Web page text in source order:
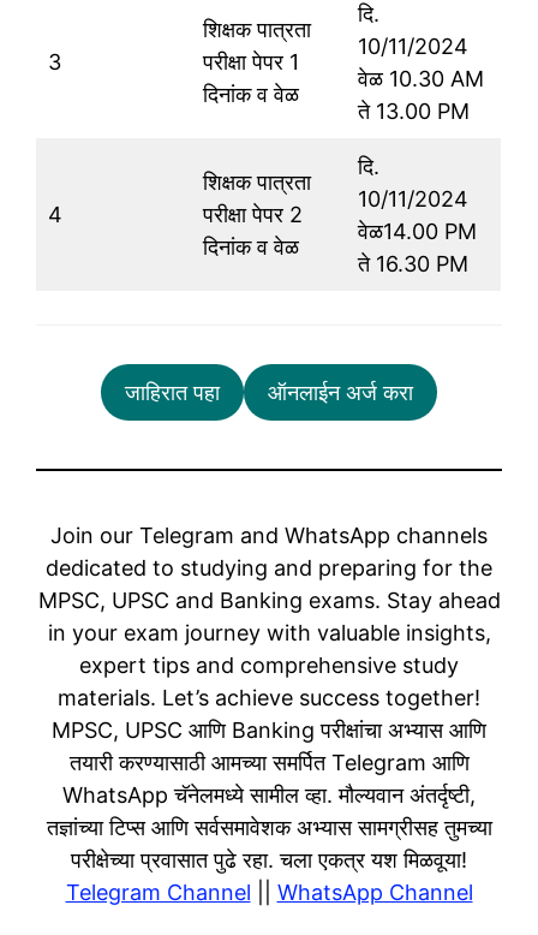
3
शिक्षक पात्रता
परीक्षा पेपर 1
दिनांक व वेळ
दि.
10/11/2024
वेळ 10.30 AM
ते 13.00 PM
4
शिक्षक पात्रता
परीक्षा पेपर 2
दिनांक व वेळ
दि.
10/11/2024
वेळ14.00 PM
ते 16.30 PM
जाहिरात पहा ऑनलाईन अर्ज करा
Join our Telegram and WhatsApp channels
dedicated to studying and preparing for the
MPSC, UPSC and Banking exams. Stay ahead
in your exam journey with valuable insights,
expert tips and comprehensive study
materials. Let’s achieve success together!
MPSC, UPSC आणि Banking परीक्षांचा अभ्यास आणि
तयारी करण्यासाठी आमच्या समर्पित Telegram आणि
WhatsApp चॅनेलमध्ये सामील व्हा. मौल्यवान अंतर्दृष्टी,
तज्ञांच्या टिप्स आणि सर्वसमावेशक अभ्यास सामग्रीसह तुमच्या
परीक्षेच्या प्रवासात पुढे रहा. चला एकत्र यश मिळवूया!
Telegram Channel
WhatsApp Channel